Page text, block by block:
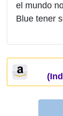
el mundo
Blue tener